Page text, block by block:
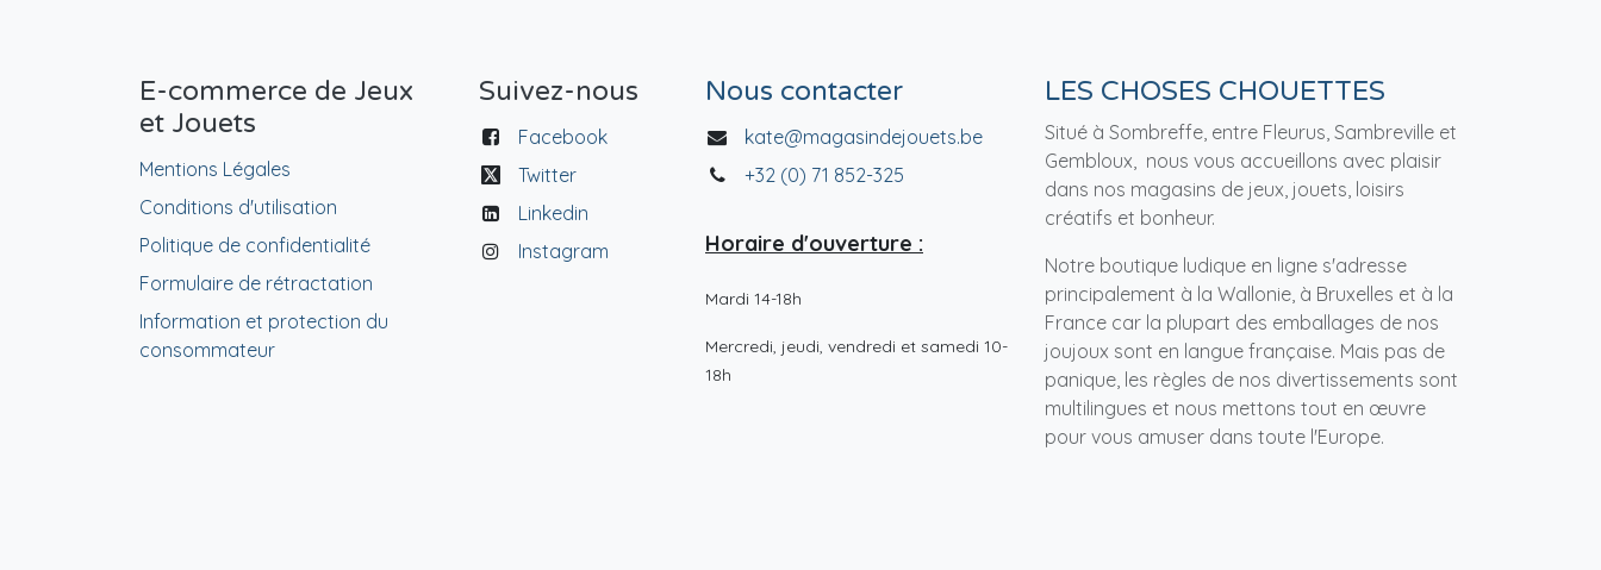
E-commerce de Jeux
et Jouets
Mentions Légales
Conditions d'utilisation
Politique de confidentialité
Formulaire de rétractation
Information et protection du
consommateur
Suivez-nous
Facebook
Twitter
Linkedin
Instagram
Nous contacter
kate@magasindejouets.be
+32 (0) 71 852-325
Horaire d'ouverture :
Mardi 14-18h
Mercredi, jeudi, vendredi et samedi 10-
18h
LES CHOSES CHOUETTES
Situé à Sombreffe, entre Fleurus, Sambreville et
Gembloux, nous vous accueillons avec plaisir
dans nos magasins de jeux, jouets, loisirs
créatifs et bonheur.
Notre boutique ludique en ligne s'adresse
principalement à la Wallonie, à Bruxelles et à la
France car la plupart des emballages de nos
joujoux sont en langue française. Mais pas de
panique, les règles de nos divertissements sont
multilingues et nous mettons tout en œuvre
pour vous amuser dans toute l'Europe.